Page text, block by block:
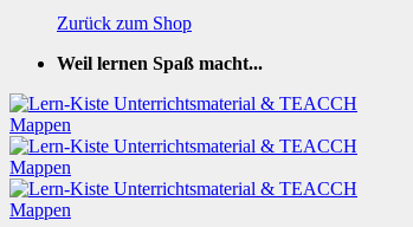
Zurück zum Shop
Weil lernen Spaß macht...